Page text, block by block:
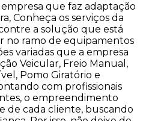
que faz adaptação
Conheça os serviços da
a solução que está
no ramo de equipamentos
variadas que a empresa
Veicular, Freio Manual,
Pomo Giratório e
com profissionais
o empreendimento
de cada cliente, buscando